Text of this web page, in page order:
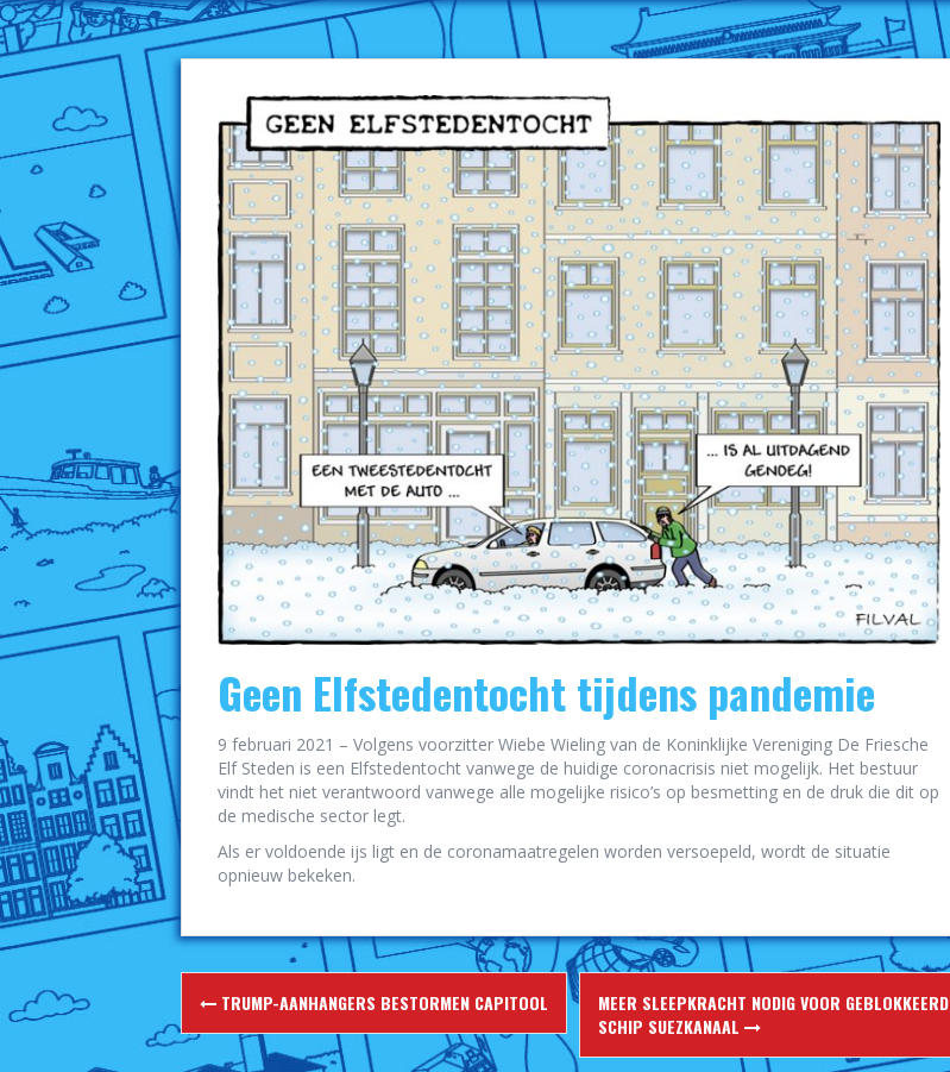
Geen Elfstedentocht tijdens pandemie
9 februari 2021 – Volgens voorzitter Wiebe Wieling van de Koninklijke Vereniging De Friesche
Elf Steden is een Elfstedentocht vanwege de huidige coronacrisis niet mogelijk. Het bestuur
vindt het niet verantwoord vanwege alle mogelijke risico’s op besmetting en de druk die dit op
de medische sector legt.
Als er voldoende ijs ligt en de coronamaatregelen worden versoepeld, wordt de situatie
opnieuw bekeken.
Berichtnavigatie
TRUMP-AANHANGERS BESTORMEN CAPITOOL
MEER SLEEPKRACHT NODIG VOOR GEBLOKKEERD
SCHIP SUEZKANAAL